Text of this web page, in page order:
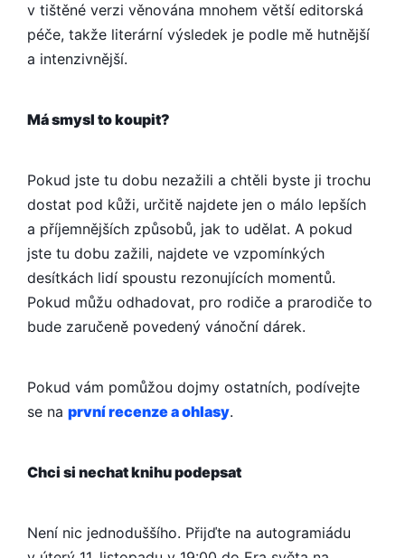
v tištěné verzi věnována mnohem větší editorská
péče, takže literární výsledek je podle mě hutnější
a intenzivnější.
Má smysl to koupit?
Pokud jste tu dobu nezažili a chtěli byste ji trochu
dostat pod kůži, určitě najdete jen o málo lepších
a příjemnějších způsobů, jak to udělat. A pokud
jste tu dobu zažili, najdete ve vzpomínkých
desítkách lidí spoustu rezonujících momentů.
Pokud můžu odhadovat, pro rodiče a prarodiče to
bude zaručeně povedený vánoční dárek.
Pokud vám pomůžou dojmy ostatních, podívejte
se na první recenze a ohlasy.
Chci si nechat knihu podepsat
Není nic jednoduššího. Přijďte na autogramiádu